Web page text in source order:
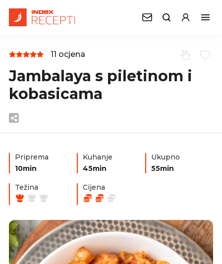
11 ocjena
Jambalaya s piletinom i
kobasicama
Priprema
10min
Kuhanje
45min
Ukupno
55min
Težina Cijena